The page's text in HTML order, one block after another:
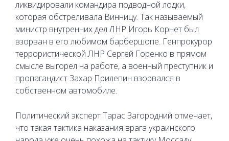
ликвидировали командира подводной лодки,
которая обстреливала Винницу. Так называемый
министр внутренних дел ЛНР Игорь Корнет был
взорван в его любимом барбершопе. Генпрокурор
террористической ЛНР Сергей Горенко в прямом
смысле выгорел на работе, а военный преступник и
пропагандист Захар Прилепин взорвался в
собственном автомобиле.
Политический эксперт Тарас Загородний отмечает,
что такая тактика наказания врага украинского